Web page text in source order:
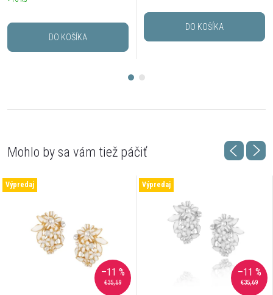
DO KOŠÍKA
DO KOŠÍKA
Výpredaj
€35,69
–11 %
Výpredaj
€35,69
–11 %